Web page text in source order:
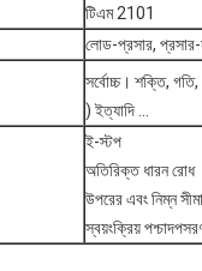
টিএম 2101
লোড-প্রসার, প্রসার-
সর্বোচ্চ। শক্তি,
) ইত্যাদি ...
ই-স্টপ
অতিরিক্ত ধারন রোধ
উপরের এবং নিম্ন
স্বয়ংক্রিয়